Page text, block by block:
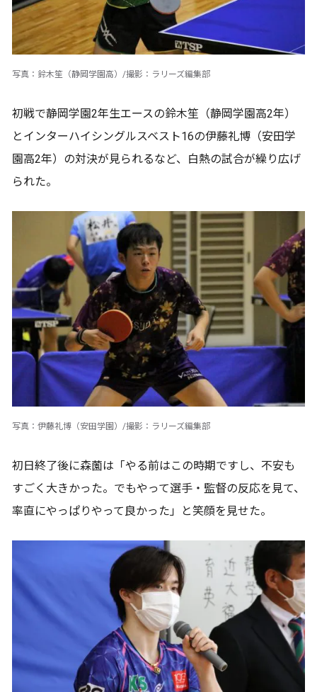
写真：鈴木笙（静岡学園高）/撮影：ラリーズ編集部
初戦で静岡学園2年生エースの鈴木笙（静岡学園高2年）
とインターハイシングルスベスト16の伊藤礼博（安田学
園高2年）の対決が見られるなど、白熱の試合が繰り広げ
られた。
写真：伊藤礼博（安田学園）/撮影：ラリーズ編集部
初日終了後に森薗は「やる前はこの時期ですし、不安も
すごく大きかった。でもやって選手・監督の反応を見て、
率直にやっぱりやって良かった」と笑顔を見せた。